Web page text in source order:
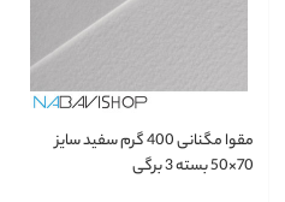
مقوا مگنانی 400 گرم سفید سایز
70×50 بسته 3 برگی